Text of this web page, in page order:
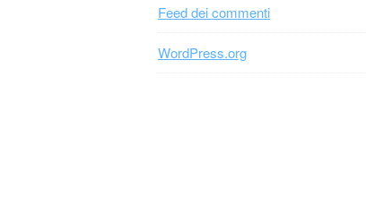
Feed dei commenti
WordPress.org